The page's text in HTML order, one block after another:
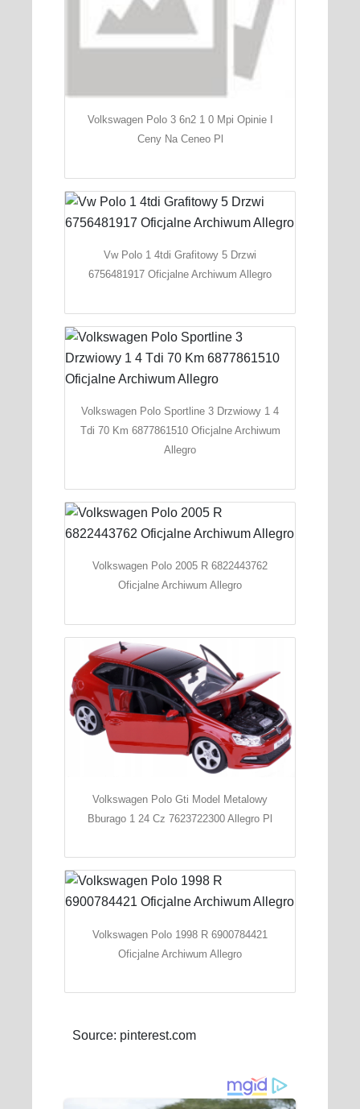
Volkswagen Polo 3 6n2 1 0 Mpi Opinie I
Ceny Na Ceneo Pl
Vw Polo 1 4tdi Grafitowy 5 Drzwi
6756481917 Oficjalne Archiwum Allegro
Volkswagen Polo Sportline 3 Drzwiowy 1 4
Tdi 70 Km 6877861510 Oficjalne Archiwum
Allegro
Volkswagen Polo 2005 R 6822443762
Oficjalne Archiwum Allegro
Volkswagen Polo Gti Model Metalowy
Bburago 1 24 Cz 7623722300 Allegro Pl
Volkswagen Polo 1998 R 6900784421
Oficjalne Archiwum Allegro
Source: pinterest.com